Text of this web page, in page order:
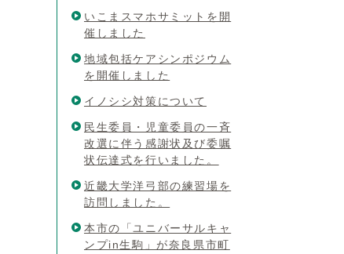
いこまスマホサミットを開
催しました
地域包括ケアシンポジウム
を開催しました
イノシシ対策について
民生委員・児童委員の一斉
改選に伴う感謝状及び委嘱
状伝達式を行いました。
近畿大学洋弓部の練習場を
訪問しました。
本市の「ユニバーサルキャ
ンプin生駒」が奈良県市町